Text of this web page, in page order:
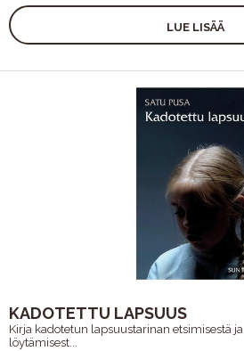
LUE LISÄÄ
KADOTETTU LAPSUUS
Kirja kadotetun lapsuustarinan etsimisestä ja
löytämisest...